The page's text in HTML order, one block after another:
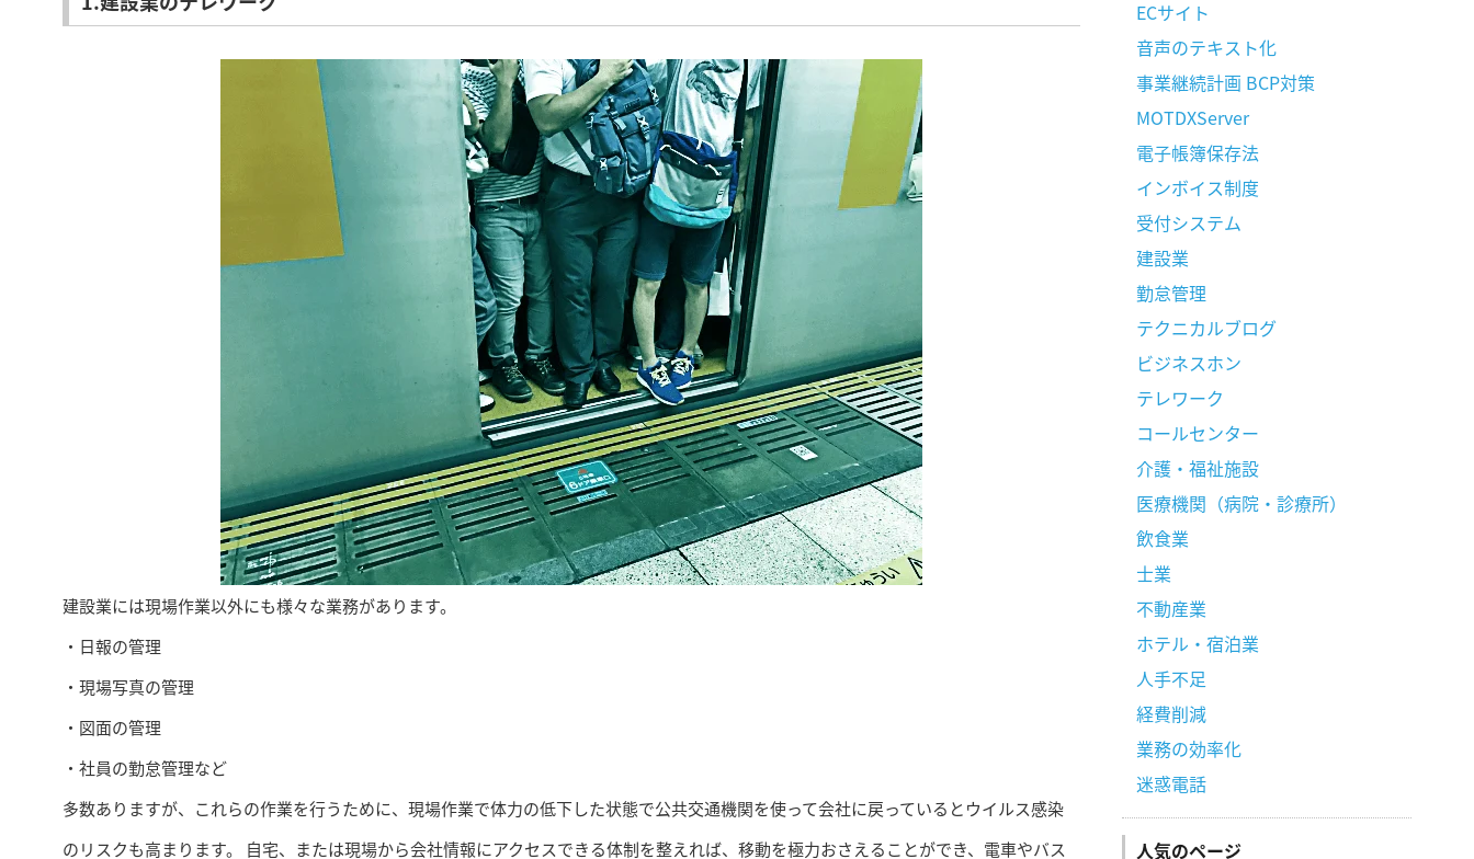
建設業には現場作業以外にも様々な業務があります。
・日報の管理
・現場写真の管理
・図面の管理
・社員の勤怠管理など
多数ありますが、これらの作業を行うために、現場作業で体力の低下した状態で公共交通機関を使って会社に戻っているとウイルス感染
のリスクも高まります。 自宅、または現場から会社情報にアクセスできる体制を整えれば、移動を極力おさえることができ、電車やバス
ECサイト
音声のテキスト化
事業継続計画 BCP対策
MOTDXServer
電子帳簿保存法
インボイス制度
受付システム
建設業
勤怠管理
テクニカルブログ
ビジネスホン
テレワーク
コールセンター
介護・福祉施設
医療機関（病院・診療所）
飲食業
士業
不動産業
ホテル・宿泊業
人手不足
経費削減
業務の効率化
迷惑電話
人気のページ